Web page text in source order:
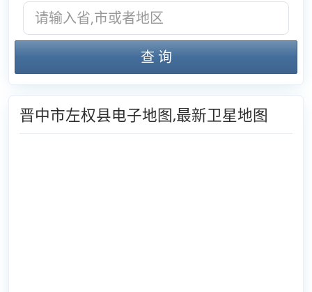
查 询
晋中市左权县电子地图,最新卫星地图